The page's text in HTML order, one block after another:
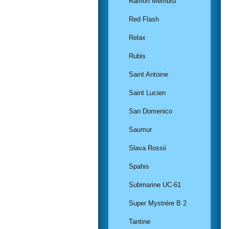
Red Flash
Relax
Rubis
Saint Antoine
Saint Lucien
San Domenico
Saumur
Slava Rossii
Spahis
Submarine UC-61
Super Mystrére B 2
Tantine